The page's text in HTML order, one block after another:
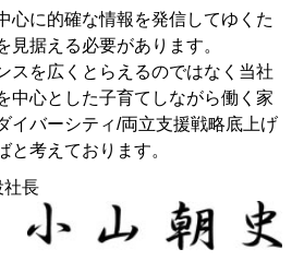
に的確な情報を発信してゆくた
見据える必要があります。
を広くとらえるのではなく当社
中心とした子育てしながら働く家
イバーシティ/両立支援戦略底上げ
と考えております。
社長